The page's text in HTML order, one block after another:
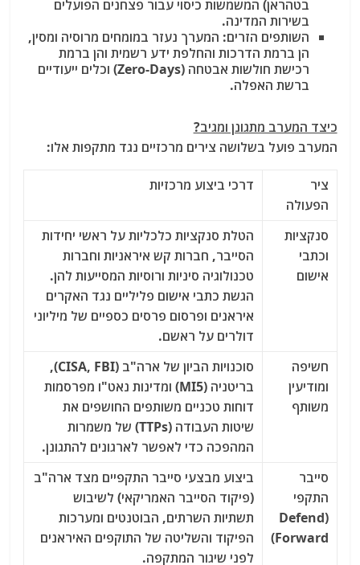
בטהראן) המשמשות כיסוי עבור פצחנים הפועלים
בשירות המדינה.
השותפים הזרים: המערך נעזר במומחים מרוסיה ומסין,
הן ברמת הדרכות והחלפת ידע רשמית והן ברמת
רכישת חולשות אבטחה (Zero-Days) וכלים ייעודיים
ברשת האפלה.
כיצד המערב מתגונן ומגיב?
המערב פועל בשלושה צירים מרכזיים נגד מתקפות אלו:
ציר
הפעולה
דרכי ביצוע מרכזיות
סנקציות
וכתבי
אישום
הטלת סנקציות כלכליות על ראשי יחידות
הסייבר, חברות קש איראניות וחברות
טכנולוגיה סיניות ורוסיות המסייעות להן.
הגשת כתבי אישום פליליים נגד האקרים
איראנים ופרסום פרסים כספיים של מיליוני
דולרים על ראשם.
חשיפה
ומודיעין
משותף
סוכנויות הביון של ארה"ב (CISA, FBI),
בריטניה (MI5) ומדינות נאט"ו מפרסמות
דוחות טכניים משותפים החושפים את
שיטות העבודה (TTPs) של משמרות
המהפכה כדי לאפשר לארגונים להתגונן.
סייבר
התקפי
(Defend
Forward)
ביצוע מבצעי סייבר התקפיים מצד ארה"ב
(פיקוד הסייבר האמריקאי) לשיבוש
תשתיות השרתים, הבוטנטים ומערכות
הפיקוד והשליטה של התוקפים האיראנים
לפני שיגור המתקפה.